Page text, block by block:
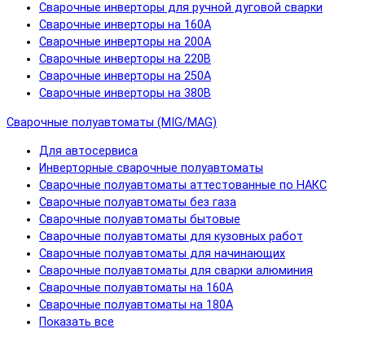
Сварочные инверторы для ручной дуговой сварки
Сварочные инверторы на 160А
Сварочные инверторы на 200А
Сварочные инверторы на 220В
Сварочные инверторы на 250А
Сварочные инверторы на 380В
Сварочные полуавтоматы (MIG/MAG)
Для автосервиса
Инверторные сварочные полуавтоматы
Сварочные полуавтоматы аттестованные по НАКС
Сварочные полуавтоматы без газа
Сварочные полуавтоматы бытовые
Сварочные полуавтоматы для кузовных работ
Сварочные полуавтоматы для начинающих
Сварочные полуавтоматы для сварки алюминия
Сварочные полуавтоматы на 160А
Сварочные полуавтоматы на 180А
Показать все